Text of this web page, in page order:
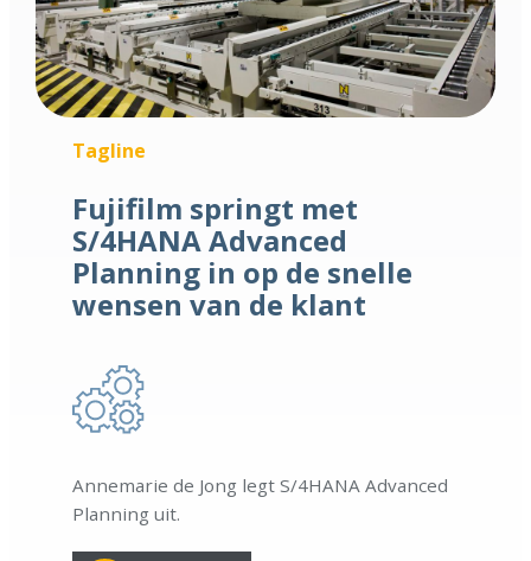
Tagline
Fujifilm springt met
S/4HANA Advanced
Planning in op de snelle
wensen van de klant
Annemarie de Jong legt S/4HANA Advanced
Planning uit.